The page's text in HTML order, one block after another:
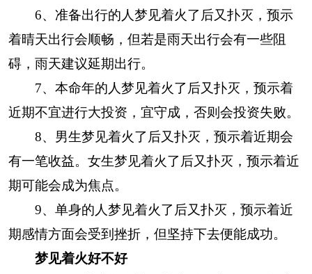
6、准备出行的人梦见着火了后又扑灭，预示
着晴天出行会顺畅，但若是雨天出行会有一些阻
碍，雨天建议延期出行。
7、本命年的人梦见着火了后又扑灭，预示着
近期不宜进行大投资，宜守成，否则会投资失败。
8、男生梦见着火了后又扑灭，预示着近期会
有一笔收益。女生梦见着火了后又扑灭，预示着近
期可能会成为焦点。
9、单身的人梦见着火了后又扑灭，预示着近
期感情方面会受到挫折，但坚持下去便能成功。
梦见着火好不好